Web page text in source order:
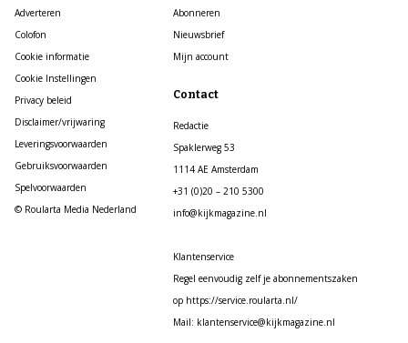
Adverteren
Colofon
Cookie informatie
Cookie Instellingen
Privacy beleid
Disclaimer/vrijwaring
Leveringsvoorwaarden
Gebruiksvoorwaarden
Spelvoorwaarden
© Roularta Media Nederland
Abonneren
Nieuwsbrief
Mijn account
Contact
Redactie
Spaklerweg 53
1114 AE Amsterdam
+31 (0)20 – 210 5300
info@kijkmagazine.nl
Klantenservice
Regel eenvoudig zelf je abonnementszaken
op https://service.roularta.nl/
Mail: klantenservice@kijkmagazine.nl